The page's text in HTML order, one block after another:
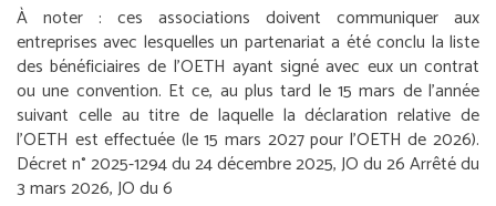
À noter : ces associations doivent communiquer aux
entreprises avec lesquelles un partenariat a été conclu la liste
des bénéficiaires de l’OETH ayant signé avec eux un contrat
ou une convention. Et ce, au plus tard le 15 mars de l’année
suivant celle au titre de laquelle la déclaration relative de
l’OETH est effectuée (le 15 mars 2027 pour l’OETH de 2026).
Décret n° 2025-1294 du 24 décembre 2025, JO du 26Arrêté du
3 mars 2026, JO du 6